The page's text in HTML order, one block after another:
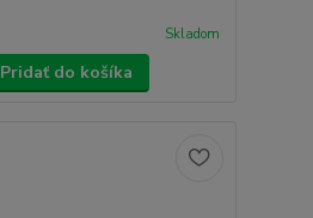
Skladom
Pridať do košíka